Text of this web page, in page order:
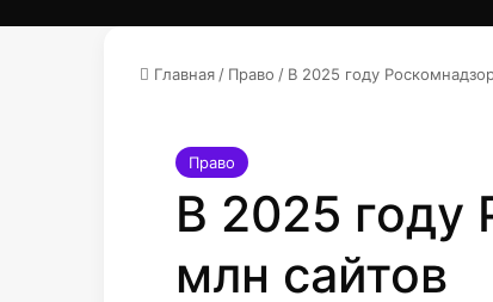
Главная / Право / В 2025 году
Право
В 2025 году
млн сайтов